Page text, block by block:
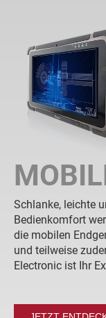
Schlanke, leichte
Bedienkomfort
die mobilen
und teilweise
Electronic ist Ihr